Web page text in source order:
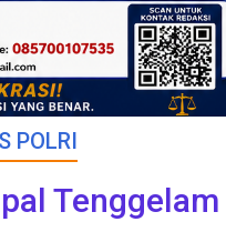
POLRI
Tenggelam